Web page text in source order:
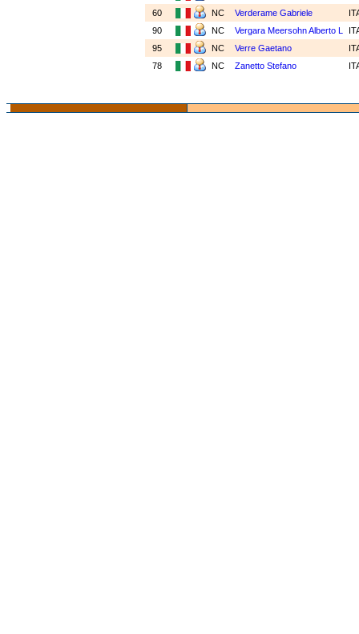
60 NC Verderame Gabriele
90
NC Vergara Meersohn Alberto L
95
NC Verre Gaetano
78
NC Zanetto Stefano